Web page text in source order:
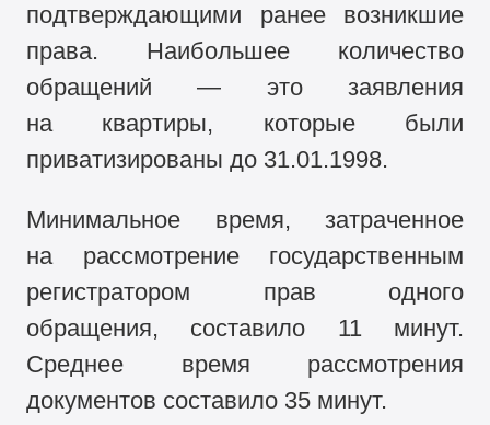
подтверждающими ранее возникшие
права. Наибольшее количество
обращений — это заявления
на квартиры, которые были
приватизированы до 31.01.1998.
Минимальное время, затраченное
на рассмотрение государственным
регистратором прав одного
обращения, составило 11 минут.
Среднее время рассмотрения
документов составило 35 минут.